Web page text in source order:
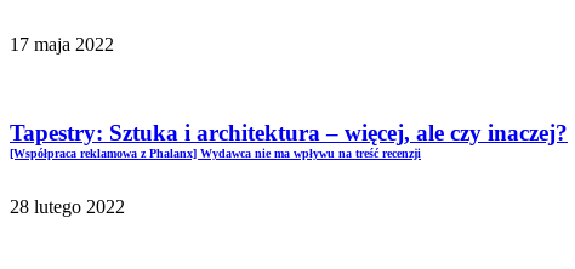
17 maja 2022
Tapestry: Sztuka i architektura – więcej, ale czy inaczej?
[Współpraca reklamowa z Phalanx] Wydawca nie ma wpływu na treść recenzji
28 lutego 2022